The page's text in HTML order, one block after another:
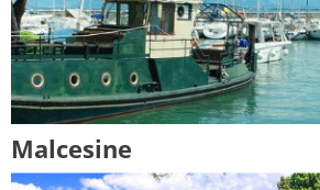
Malcesine